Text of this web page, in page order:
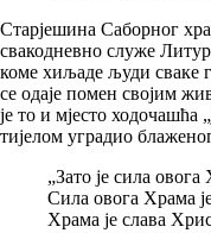
Старјешина Саборног
свакодневно служе
коме хиљаде људи сваке
се одаје помен својим
је то и мјесто ходочашћа
тијелом уградио
„Зато је сила
Сила овога Храма
Храма је слава